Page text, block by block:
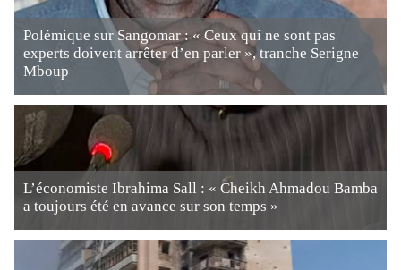
Polémique sur Sangomar : « Ceux qui ne sont pas
experts doivent arrêter d’en parler », tranche Serigne
Mboup
L’économiste Ibrahima Sall : « Cheikh Ahmadou Bamba
a toujours été en avance sur son temps »